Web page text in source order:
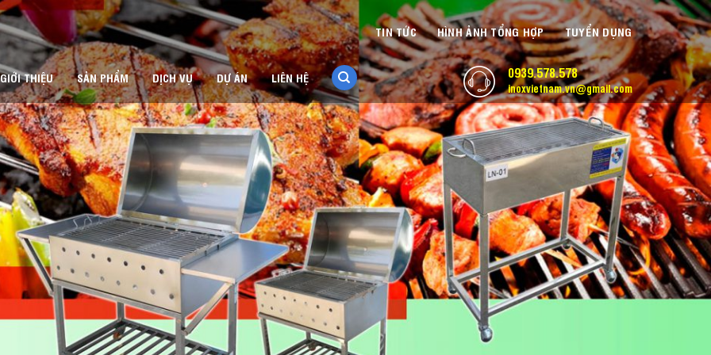
GIỚI THIỆU SẢN PHẨM DỊCH VỤ DỰ ÁN LIÊN HỆ 0939.578.578
inoxvietnam.vn@gmail.com
TIN TỨC HÌNH ẢNH TỔNG HỢP TUYỂN DỤNG